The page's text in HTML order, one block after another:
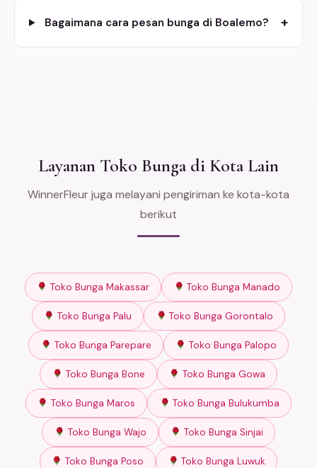
Bagaimana cara pesan bunga di Boalemo? +
Layanan Toko Bunga di Kota Lain
WinnerFleur juga melayani pengiriman ke kota-kota
berikut
Toko Bunga Makassar Toko Bunga Manado
Toko Bunga Palu Toko Bunga Gorontalo
Toko Bunga Parepare Toko Bunga Palopo
Toko Bunga Bone Toko Bunga Gowa
Toko Bunga Maros Toko Bunga Bulukumba
Toko Bunga Wajo Toko Bunga Sinjai
Toko Bunga Poso Toko Bunga Luwuk